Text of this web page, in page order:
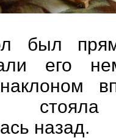
был
его
назад.